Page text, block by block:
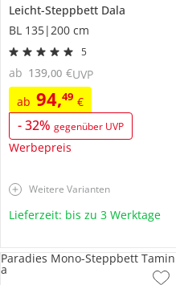
Leicht-Steppbett Dala
BL 135|200 cm
5
ab 94,49 €
-32% gegenüber UVP
Werbepreis
ab 139,00 €UVP
Weitere Varianten
Lieferzeit: bis zu 3 Werktage
Paradies Mono-Steppbett Tamin
a